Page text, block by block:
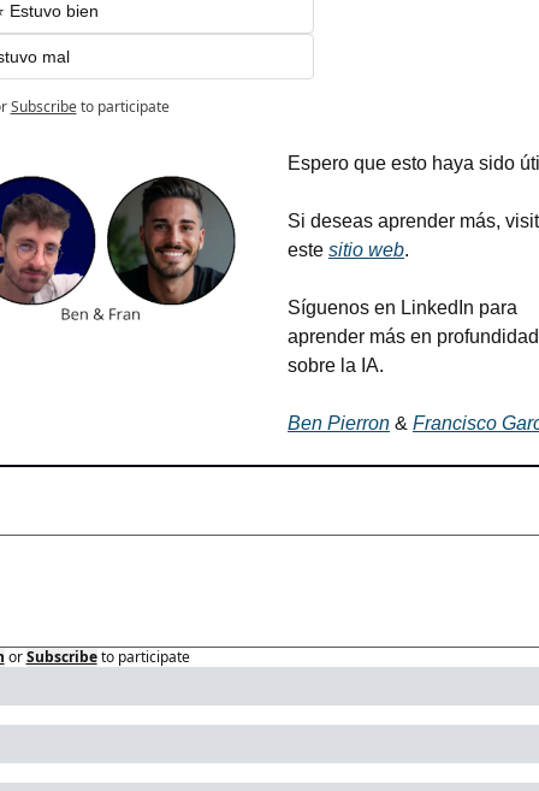
Estuvo bien
mal
Subscribe to participate
Espero que esto haya sido
Si deseas aprender más,
este sitio web.
Síguenos en LinkedIn para
aprender más en profundidad
sobre la IA.
Ben Pierron & Francisco
or Subscribe to participate